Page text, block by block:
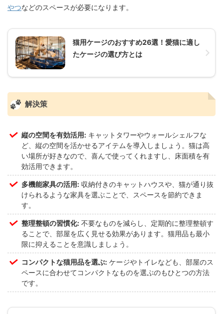
やつなどのスペースが必要になります。
猫用ケージのおすすめ26選！愛猫に適し
たケージの選び方とは
解決策
縦の空間を有効活用: キャットタワーやウォールシェルフな
ど、縦の空間を活かせるアイテムを導入しましょう。猫は高
い場所が好きなので、喜んで使ってくれますし、床面積を有
効活用できます。
多機能家具の活用: 収納付きのキャットハウスや、猫が通り抜
けられるような家具を選ぶことで、スペースを節約できま
す。
整理整頓の習慣化: 不要なものを減らし、定期的に整理整頓す
ることで、部屋を広く見せる効果があります。猫用品も最小
限に抑えることを意識しましょう。
コンパクトな猫用品を選ぶ: ケージやトイレなども、部屋のス
ペースに合わせてコンパクトなものを選ぶのもひとつの方法
です。